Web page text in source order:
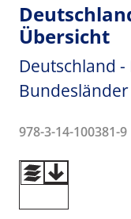
Übersicht
Deutschland
Bundesländer
978-3-14-100381-